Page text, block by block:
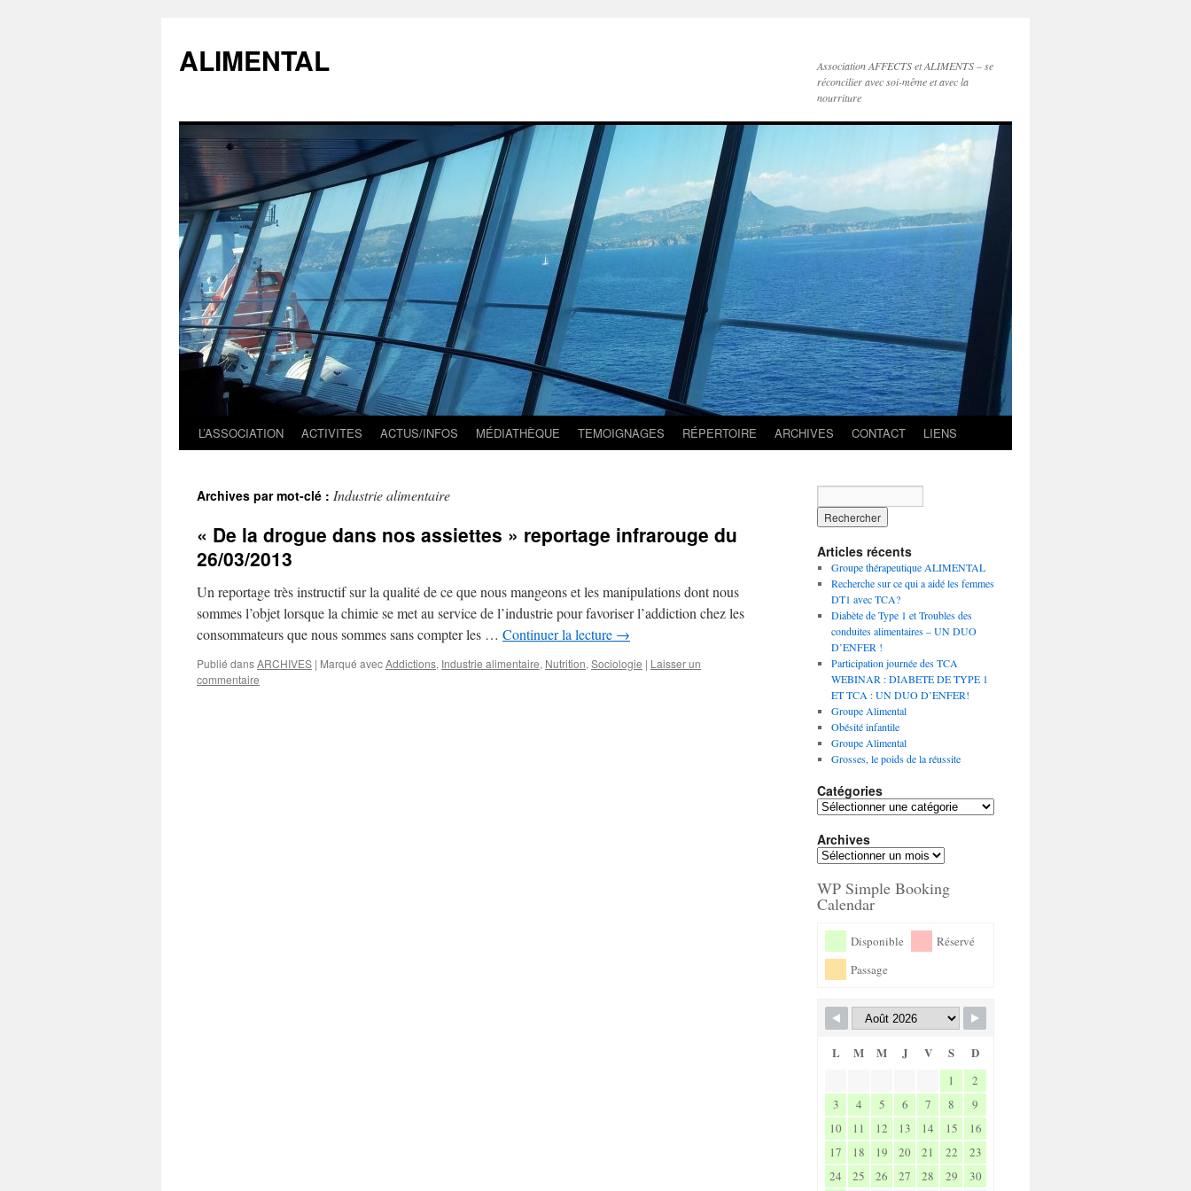
ALIMENTAL
Association AFFECTS et ALIMENTS – se
réconcilier avec soi-même et avec la
nourriture
L’ASSOCIATION ACTIVITES ACTUS/INFOS MÉDIATHÈQUE TEMOIGNAGES RÉPERTOIRE ARCHIVES CONTACT LIENS
Archives par mot-clé : Industrie alimentaire
« De la drogue dans nos assiettes » reportage infrarouge du
26/03/2013
Un reportage très instructif sur la qualité de ce que nous mangeons et les manipulations dont nous
sommes l’objet lorsque la chimie se met au service de l’industrie pour favoriser l’addiction chez les
consommateurs que nous sommes sans compter les … Continuer la lecture →
Publié dansARCHIVES | Marqué avecAddictions, Industrie alimentaire, Nutrition, Sociologie | Laisser un
commentaire
Articles récents
Groupe thérapeutique ALIMENTAL
Recherche sur ce qui a aidé les femmes
DT1 avec TCA?
Diabète de Type 1 et Troubles des
conduites alimentaires – UN DUO
D’ENFER !
Participation journée des TCA
WEBINAR : DIABETE DE TYPE 1
ET TCA : UN DUO D’ENFER!
Groupe Alimental
Obésité infantile
Groupe Alimental
Grosses, le poids de la réussite
Catégories
Archives
WP Simple Booking
Calendar
Disponible
Réservé
Passage
L M M J V S D
1
2
3
4 5 6 7 8
9
10
11 12 13 14 15
16
17
18 19 20 21 22
23
24
25 26 27 28 29 30